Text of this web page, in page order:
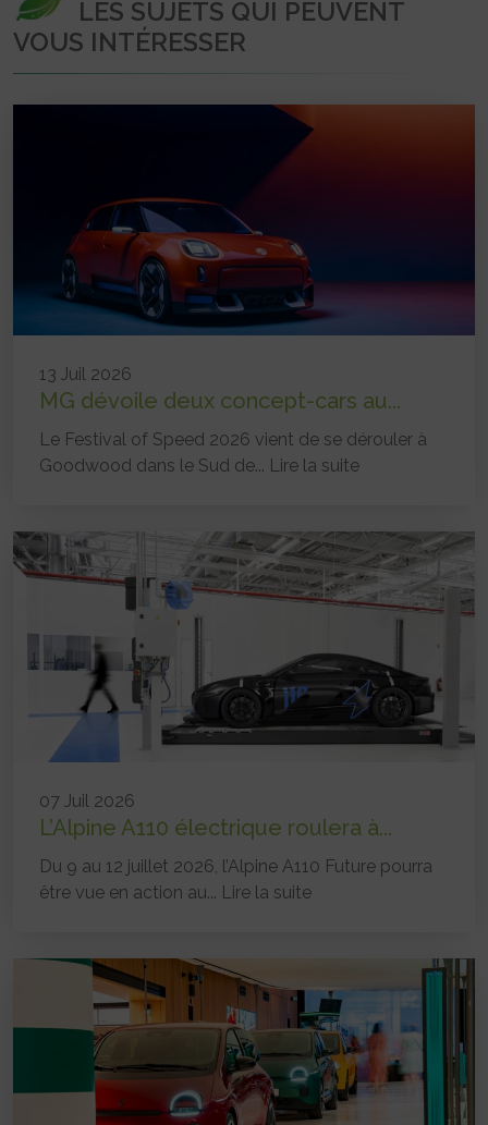
LES SUJETS QUI PEUVENT
VOUS INTÉRESSER
13 Juil 2026
MG dévoile deux concept-cars au...
Le Festival of Speed 2026 vient de se dérouler à
Goodwood dans le Sud de... Lire la suite
07 Juil 2026
L’Alpine A110 électrique roulera à...
Du 9 au 12 juillet 2026, l’Alpine A110 Future pourra
être vue en action au... Lire la suite